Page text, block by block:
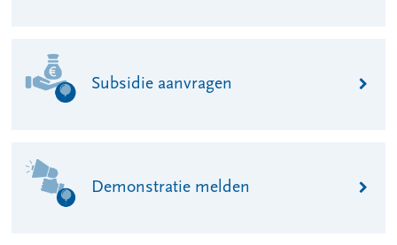
Subsidie aanvragen
Demonstratie melden